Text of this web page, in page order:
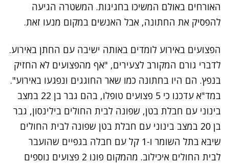
האורחים באולם המשיכו בחגיגות. המשטרה הגיעה
להפסיק את החתונה, אבל האנשים במקום מנעו זאת.
נסה שוב
הפצועים באירוע לומדים באותה ישיבה עם החתן באירוע.
לדברי גורם המקורב לצעירים, "אף מהפצועים לא החזיק
בנפץ. הם היו בחתונה כמו שאר החוגגים ונפגעו באירוע".
במד"א עדכנו כי 5 פצועים טופלו, בהם גבר בן 22 במצב
בינוני עם חבלת בטן, שפונה לבית החולים בילינסון, גבר
בן 20 במצב בינוני עם חבלת בטן שפונה לבית החולים
שיבא בתל השומר ו-1 קל עם חבלה בגפיים שהועבר
לבית החולים איכילוב. מהמקום פונו 2 פצועים נוספים